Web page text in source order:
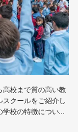
校まで質の高い教
クールをご紹介し
校の特徴について